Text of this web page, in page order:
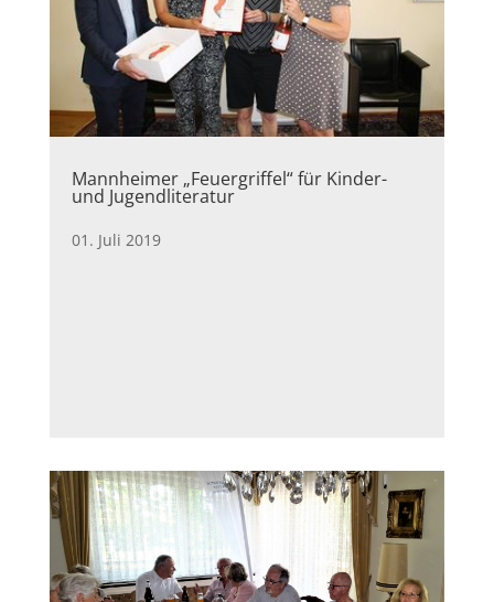
Mannheimer „Feuergriffel“ für Kinder-
und Jugendliteratur
01. Juli 2019